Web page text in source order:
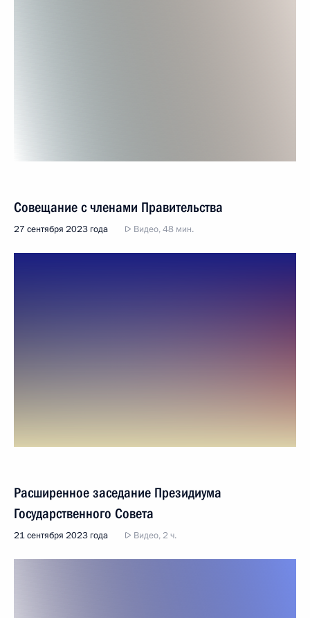
Совещание с членами Правительства
27 сентября 2023 года Видео, 48 мин.
Расширенное заседание Президиума
Государственного Совета
21 сентября 2023 года Видео, 2 ч.